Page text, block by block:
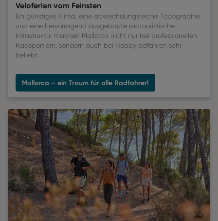
Veloferien vom Feinsten
Ein günstiges Klima, eine abwechslungsreiche Topographie
und eine hervorragend ausgebaute radtouristische
Infrastruktur machen Mallorca nicht nur bei professionellen
Radsportlern, sondern auch bei Hobbyradfahren sehr
beliebt.
Mallorca – ein Traum für alle Radfahrer!